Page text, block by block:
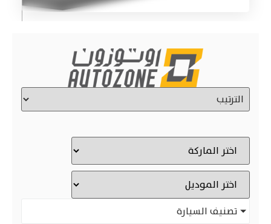
تصنيف السيارة